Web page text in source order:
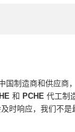
国制造商和供应商
和 PCHE 代工制
时响应，我们不是